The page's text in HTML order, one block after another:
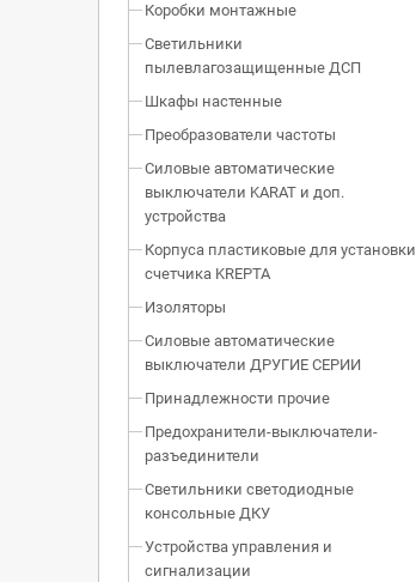
Коробки монтажные
Светильники
пылевлагозащищенные ДСП
Шкафы настенные
Преобразователи частоты
Силовые автоматические
выключатели KARAT и доп.
устройства
Корпуса пластиковые для установки
счетчика KREPTA
Изоляторы
Силовые автоматические
выключатели ДРУГИЕ СЕРИИ
Принадлежности прочие
Предохранители-выключатели-
разъединители
Светильники светодиодные
консольные ДКУ
Устройства управления и
сигнализации